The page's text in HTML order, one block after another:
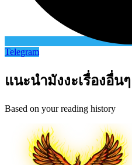
Telegram
แนะนำมังงะเรื่องอื่นๆ
Based on your reading history